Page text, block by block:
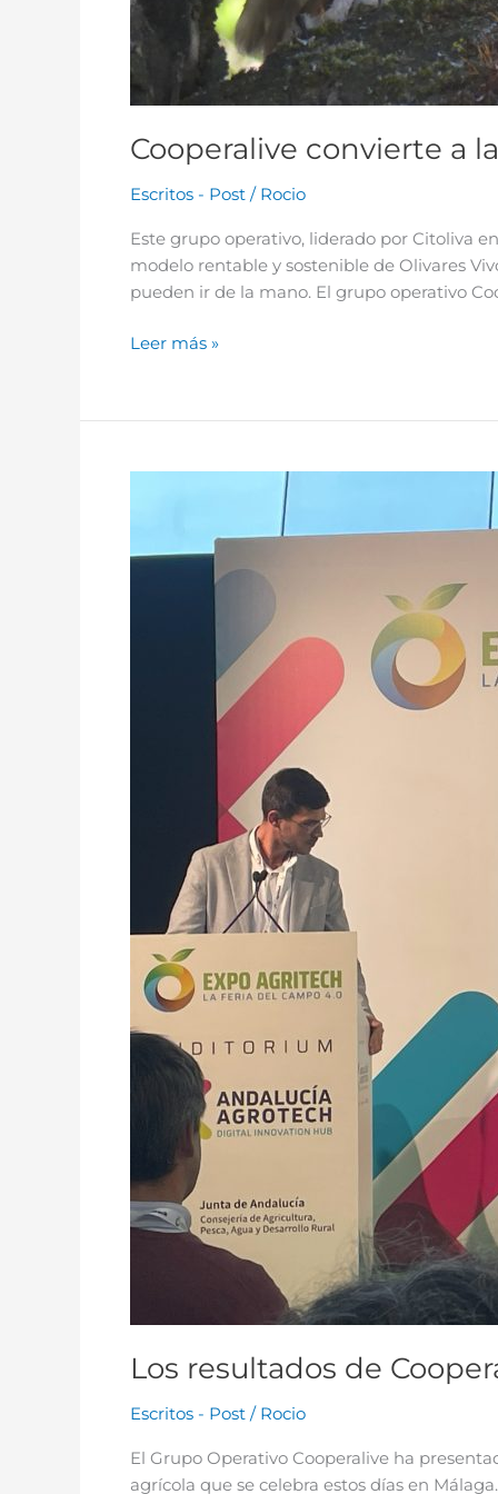
Cooperalive convierte a
Escritos - Post / Rocio
Este grupo operativo, liderado por Citoliva
modelo rentable y sostenible de Olivares
pueden ir de la mano. El grupo operativo
Leer más »
Los resultados de
Escritos - Post / Rocio
El Grupo Operativo Cooperalive ha
agrícola que se celebra estos días en
Cooperalive,